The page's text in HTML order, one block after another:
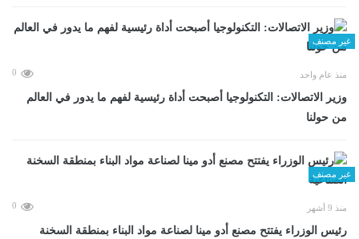
غير مصنف
منذ عام واحد 0
وزير الاتصالات: التكنولوجيا أصبحت أداة رئيسية لفهم ما يدور في العالم
من حولنا
غير مصنف
منذ 9 أشهر 0
رئيس الوزراء يفتتح مصنع أدو مينا لصناعة مواد البناء بمنطقة السخنة